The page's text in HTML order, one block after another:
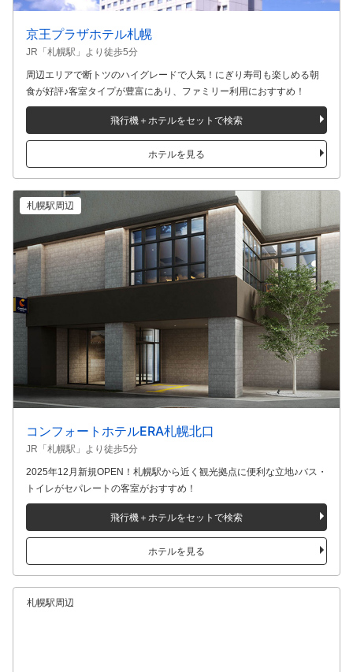
京王プラザホテル札幌
JR「札幌駅」より徒歩5分
周辺エリアで断トツのハイグレードで人気！にぎり寿司も楽しめる朝
食が好評♪客室タイプが豊富にあり、ファミリー利用におすすめ！
飛行機＋ホテルをセットで検索
ホテルを見る
札幌駅周辺
コンフォートホテルERA札幌北口
JR「札幌駅」より徒歩5分
2025年12月新規OPEN！札幌駅から近く観光拠点に便利な立地♪バス・
トイレがセパレートの客室がおすすめ！
飛行機＋ホテルをセットで検索
ホテルを見る
札幌駅周辺